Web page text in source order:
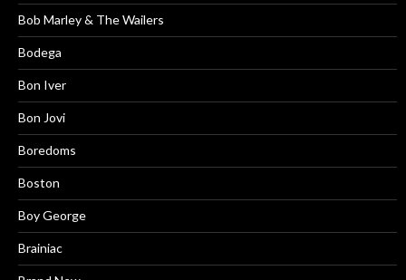
Bob Marley & The Wailers
Bodega
Bon Iver
Bon Jovi
Boredoms
Boston
Boy George
Brainiac